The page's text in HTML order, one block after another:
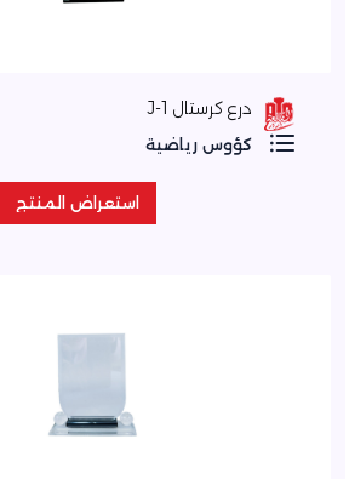
درع كرستال J-1
كؤوس رياضية
استعراض المنتج
استعراض المنتج